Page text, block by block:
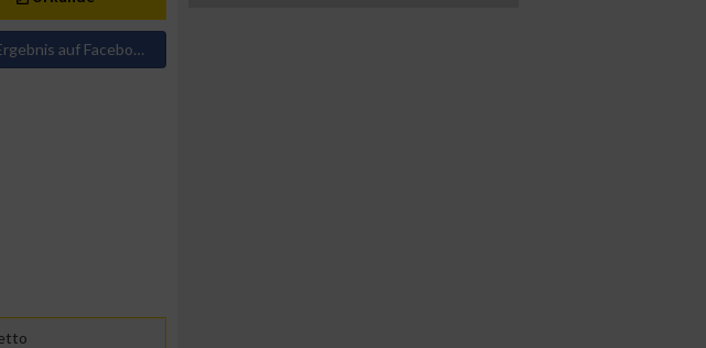
auf Facebook teilen